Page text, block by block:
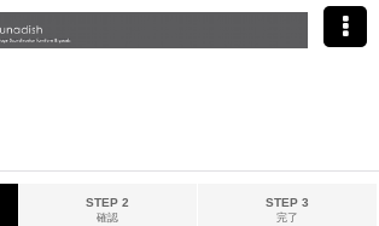
STEP 2
確認
STEP 3
完了